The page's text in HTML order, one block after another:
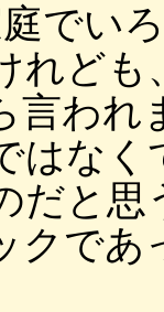
でい
れども
言われ
はな
だと思
クで